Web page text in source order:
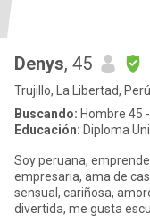
Denys, 45
Trujillo, La Libertad, Perú
Buscando: Hombre 45
Educación: Diploma
Soy peruana,
empresaria, ama de
sensual, cariñosa,
divertida, me gusta